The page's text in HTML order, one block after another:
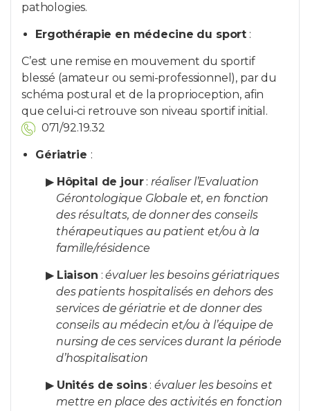
pathologies.
Ergothérapie en médecine du sport :
C’est une remise en mouvement du sportif
blessé (amateur ou semi-professionnel), par du
schéma postural et de la proprioception, afin
que celui-ci retrouve son niveau sportif initial.
071/92.19.32
Gériatrie :
▶ Hôpital de jour:réaliser l’Evaluation
Gérontologique Globale et, en fonction
des résultats, de donner des conseils
thérapeutiques au patient et/ou à la
famille/résidence
▶ Liaison :évaluer les besoins gériatriques
des patients hospitalisés en dehors des
services de gériatrie et de donner des
conseils au médecin et/ou à l’équipe de
nursing de ces services durant la période
d’hospitalisation
▶ Unités de soins:évaluer les besoins et
mettre en place des activités en fonction